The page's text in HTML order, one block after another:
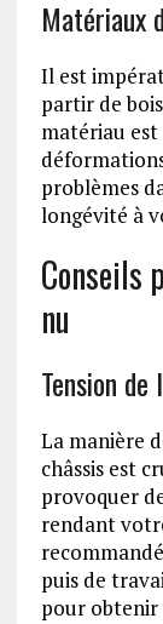
Matériaux
Il est
partir de
matériau
problèmes
longévité à
Conseils
nu
Tension
La manière
châssis est
provoquer
rendant
puis de
pour obtenir